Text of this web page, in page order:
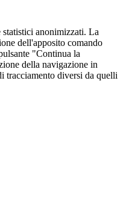
anonimizzati. La
dell'apposito comando
"Continua la
della navigazione in
tracciamento diversi da quelli